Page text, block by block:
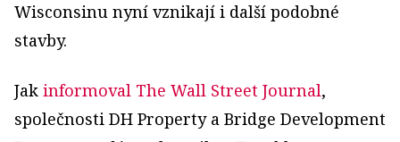
Wisconsinu nyní vznikají i další podobné
stavby.
Jak informoval The Wall Street Journal,
společnosti DH Property a Bridge Development